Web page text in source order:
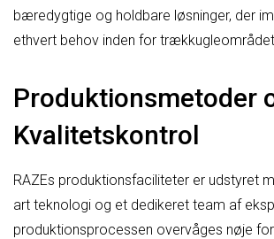
bæredygtige og holdbare løsninger, der
ethvert behov inden for trækkugleområdet.
Produktionsmetoder
Kvalitetskontrol
RAZEs produktionsfaciliteter er udstyret
art teknologi og et dedikeret team af
produktionsprocessen overvåges nøje